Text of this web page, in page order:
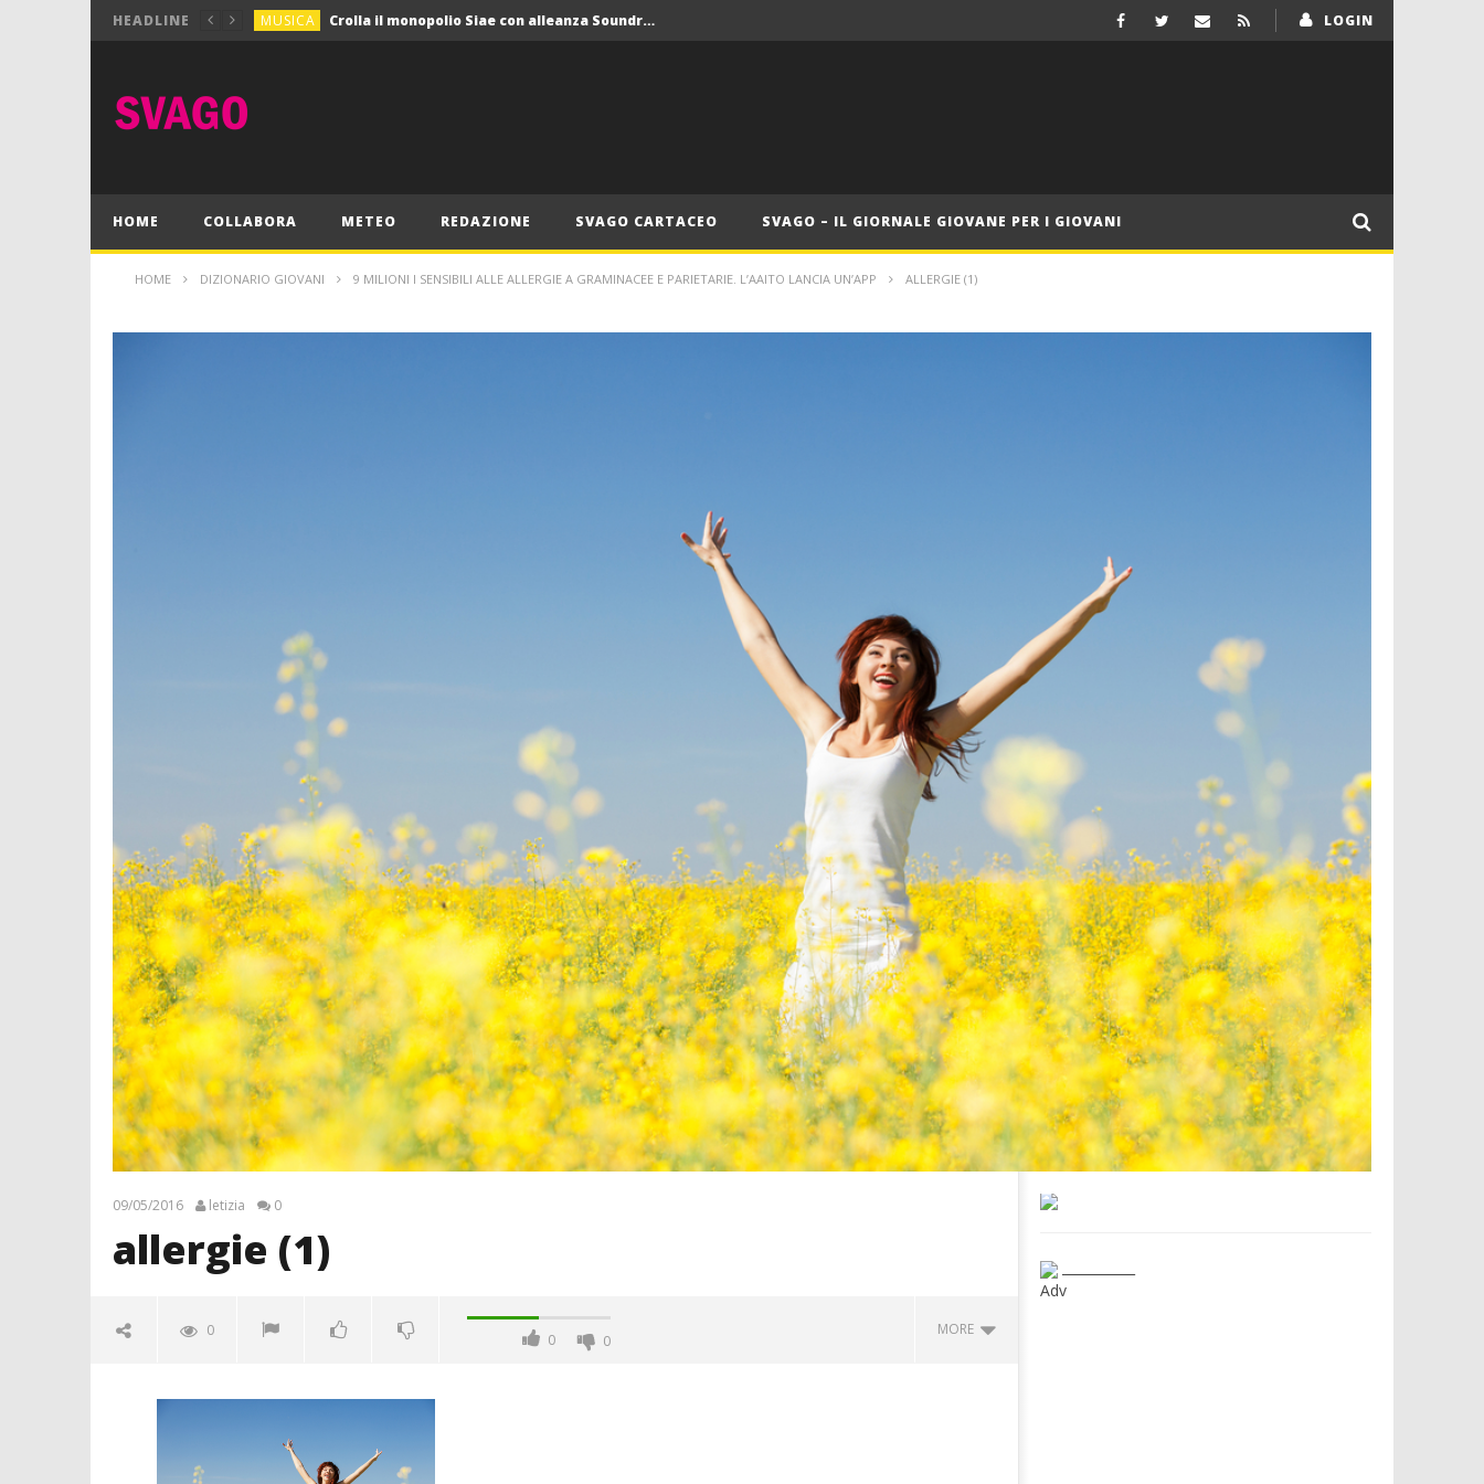
HEADLINE MUSICA Crolla il monopolio Siae con alleanza Soundreef – LEA
MUSICA Crolla il monopolio Siae con alleanza Soundreef – LEA
LOGIN
HOME COLLABORA METEO REDAZIONE SVAGO CARTACEO SVAGO – IL GIORNALE GIOVANE PER I GIOVANI
HOME DIZIONARIO GIOVANI 9 MILIONI I SENSIBILI ALLE ALLERGIE A GRAMINACEE E PARIETARIE. L’AAITO LANCIA UN’APP ALLERGIE (1)
09/05/2016 letizia 0
allergie (1)
0
0 0
MORE
___________
Adv